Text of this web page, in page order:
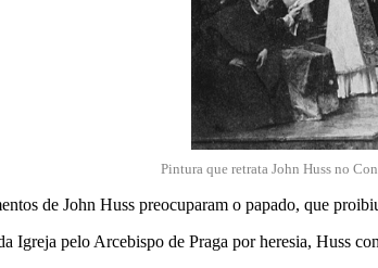
Pintura que retrata John Huss no
de John Huss preocuparam o papado, que
Igreja pelo Arcebispo de Praga por heresia, Huss